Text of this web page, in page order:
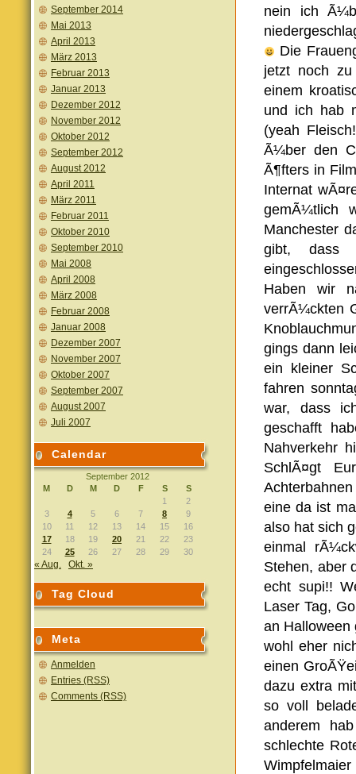
September 2014
Mai 2013
April 2013
März 2013
Februar 2013
Januar 2013
Dezember 2012
November 2012
Oktober 2012
September 2012
August 2012
April 2011
März 2011
Februar 2011
Oktober 2010
September 2010
Mai 2008
April 2008
März 2008
Februar 2008
Januar 2008
Dezember 2007
November 2007
Oktober 2007
September 2007
August 2007
Juli 2007
Calendar
September 2012
M
D M D F S
S
1
2
3
4 5 6 7 8
9
10
11 12 13 14 15
16
17
18 19 20 21 22
23
24
25 26 27 28 29 30
« Aug. Okt. »
Tag Cloud
Meta
Anmelden
Entries (RSS)
Comments (RSS)
nein ich
Die
jetzt noch
einem
und ich hab
(yeah
Ã¼ber den
Ã¶fters in
Internat
gemÃ¼tlich
Manchester
gibt, dass
Haben wir
verrÃ¼ckten
gings dann
ein kleiner
fahren
war, dass
geschafft
Nahverkehr
SchlÃ¤gt
eine da ist
also hat sich
einmal
Stehen, aber
echt supi!!
Laser Tag,
an Halloween
wohl eher
einen
dazu extra
so voll
anderem
schlechte